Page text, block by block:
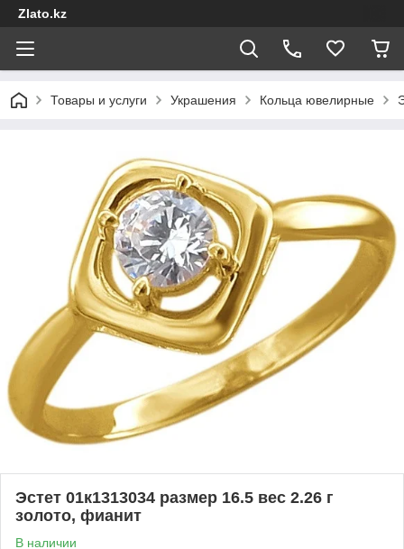
Zlato.kz
Товары и услуги Украшения Кольца ювелирные
Эстет 01к1313034 размер 16.5 вес 2.26 г
золото, фианит
В наличии